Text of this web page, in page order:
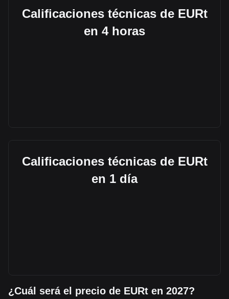
Calificaciones técnicas de EURt
en 4 horas
Calificaciones técnicas de EURt
en 1 día
¿Cuál será el precio de EURt en 2027?